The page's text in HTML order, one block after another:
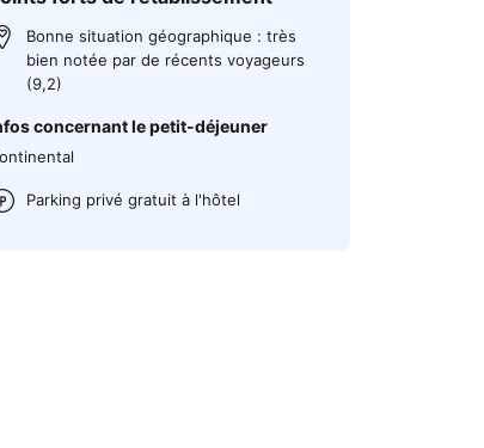
Bonne situation géographique : très
bien notée par de récents voyageurs
(9,2)
concernant le petit-déjeuner
Parking privé gratuit à l'hôtel